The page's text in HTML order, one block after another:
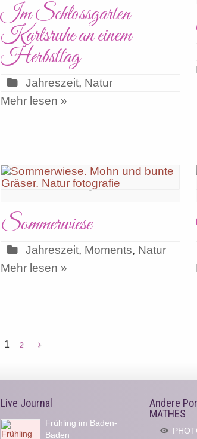
Im Schlossgarten
Karlsruhe an einem
Herbsttag
Jahreszeit, Natur
Mehr lesen »
Sommerwiese
Jahreszeit, Moments, Natur
Mehr lesen »
1 2
Live Journal
Frühling im Baden-
Baden
Andere
MATHES